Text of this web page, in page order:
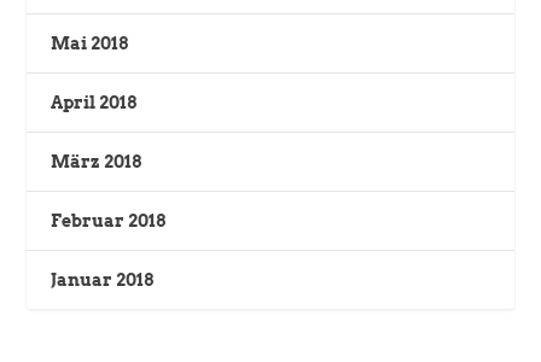
Mai 2018
April 2018
März 2018
Februar 2018
Januar 2018